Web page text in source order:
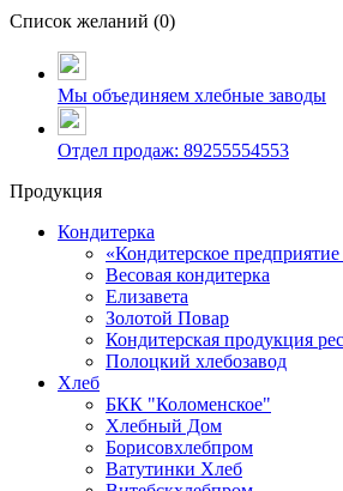
Список желаний (0)
Мы объединяем хлебные заводы
Отдел продаж: 89255554553
Продукция
Кондитерка
«Кондитерское
Весовая кондитерка
Елизавета
Золотой Повар
Кондитерская продукция
Полоцкий хлебозавод
Хлеб
БКК "Коломенское"
Хлебный Дом
Борисовхлебпром
Ватутинки Хлеб